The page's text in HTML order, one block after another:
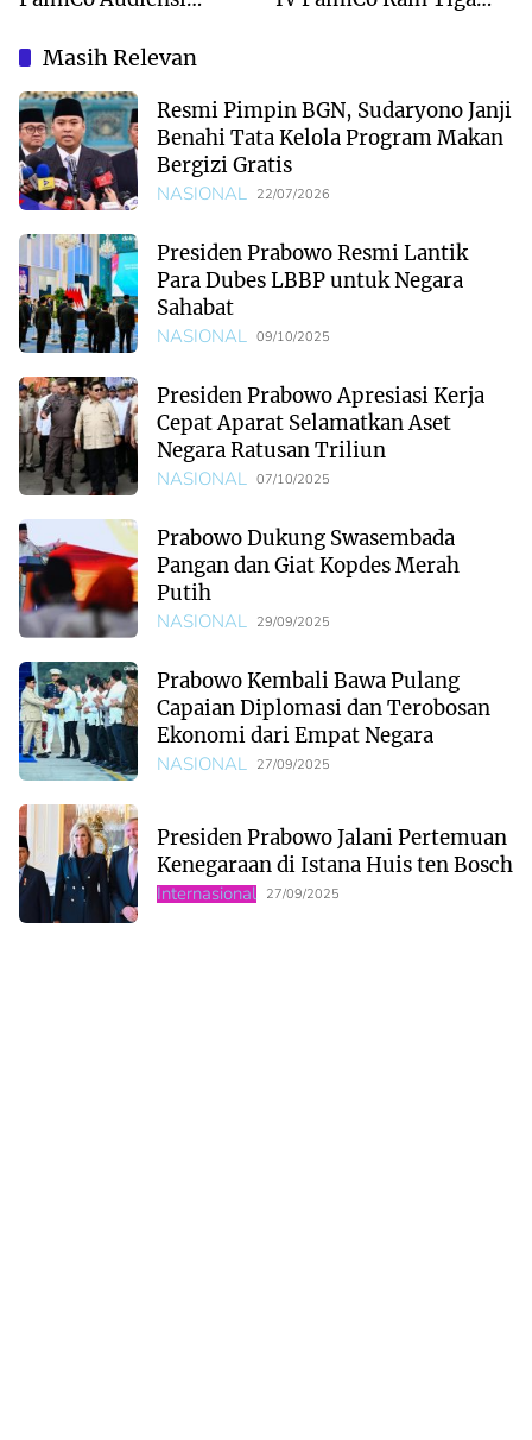
Sumbar Mahyeldi
Masih Relevan
Resmi Pimpin BGN, Sudaryono Janji
Benahi Tata Kelola Program Makan
Bergizi Gratis
NASIONAL 22/07/2026
Presiden Prabowo Resmi Lantik
Para Dubes LBBP untuk Negara
Sahabat
NASIONAL 09/10/2025
Presiden Prabowo Apresiasi Kerja
Cepat Aparat Selamatkan Aset
Negara Ratusan Triliun
NASIONAL 07/10/2025
Prabowo Dukung Swasembada
Pangan dan Giat Kopdes Merah
Putih
NASIONAL 29/09/2025
Prabowo Kembali Bawa Pulang
Capaian Diplomasi dan Terobosan
Ekonomi dari Empat Negara
NASIONAL 27/09/2025
Presiden Prabowo Jalani Pertemuan
Kenegaraan di Istana Huis ten Bosch
Internasional 27/09/2025